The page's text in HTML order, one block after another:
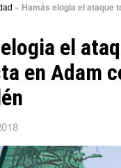
» Hamás elogia el ataque
el
en Adam